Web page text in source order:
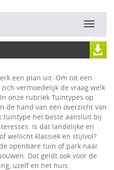
Toggle
een plan uit. Om tot een
vermoedelijk de vraag welk
onze rubriek Tuintypes op
de hand van een overzicht van
tuintype het beste aansluit bij
Is dat landelijke en
wellicht klassiek en stijlvol?
openbare tuin of park naar
Dat geldt ook voor de
uzelf en het huis.